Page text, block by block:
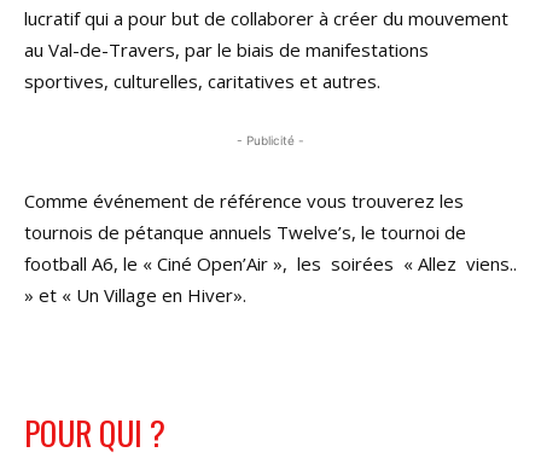
lucratif qui a pour but de collaborer à créer du mouvement
au Val-de-Travers, par le biais de manifestations
sportives, culturelles, caritatives et autres.
- Publicité -
Comme événement de référence vous trouverez les
tournois de pétanque annuels Twelve’s, le tournoi de
football A6, le « Ciné Open’Air », les soirées « Allez viens..
» et « Un Village en Hiver».
POUR QUI ?